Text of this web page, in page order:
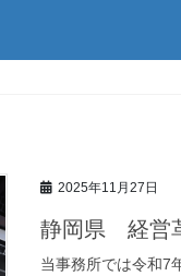
2025年11月27日
静岡県 経営
当事務所では令和7